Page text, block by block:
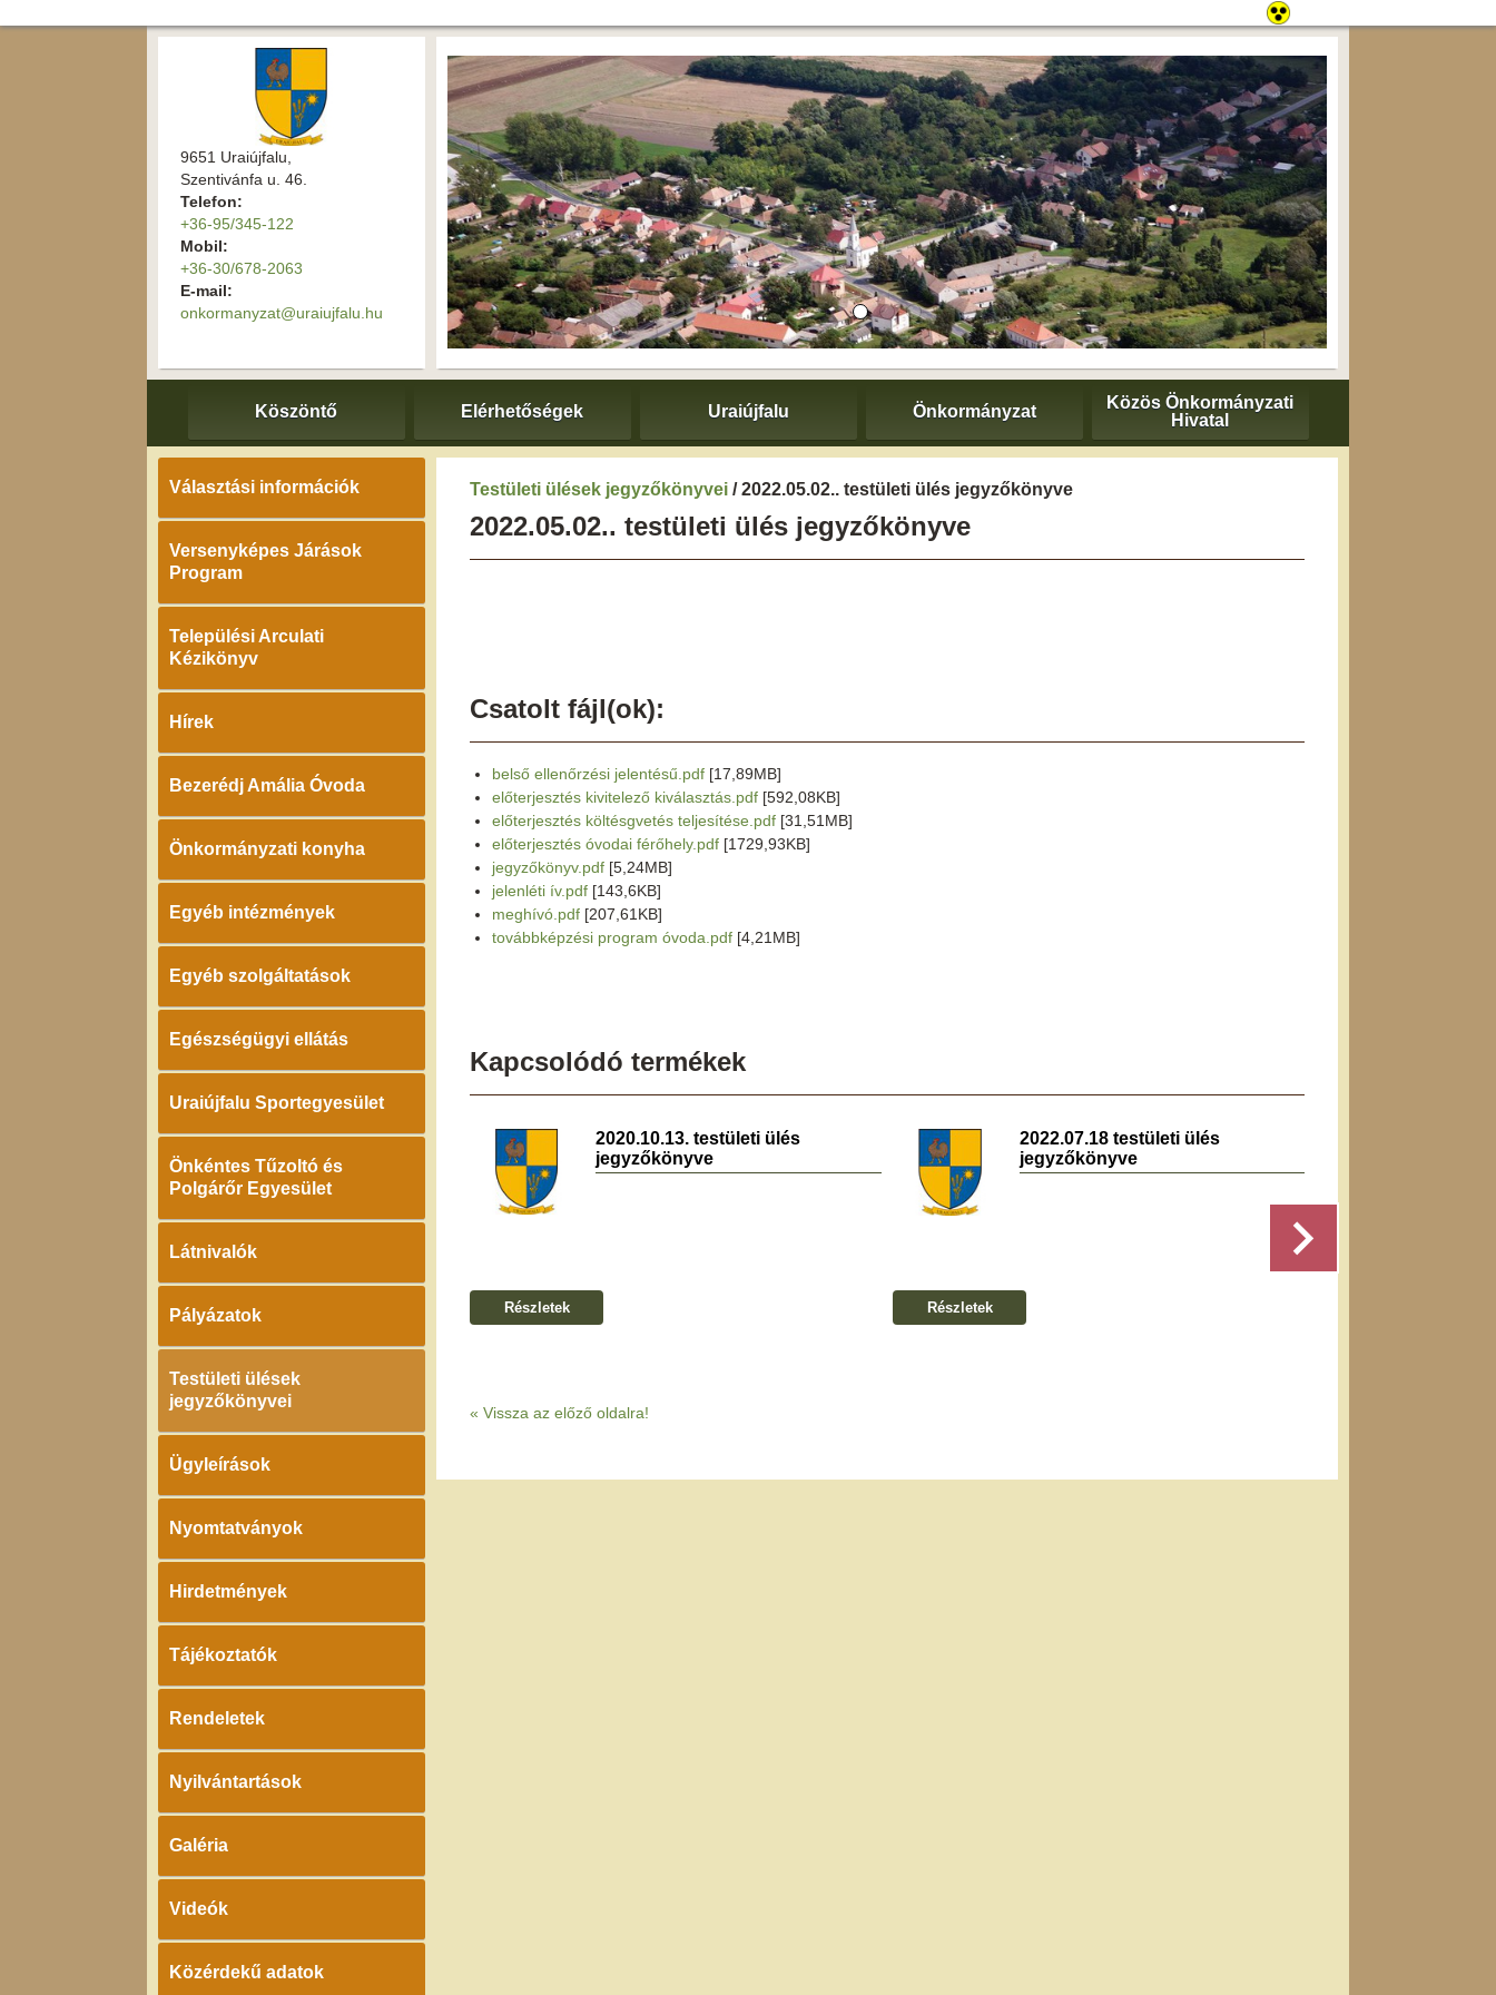
9651 Uraiújfalu,
Szentivánfa u. 46.
Telefon:
+36-95/345-122
Mobil:
+36-30/678-2063
E-mail:
onkormanyzat@uraiujfalu.hu
Köszöntő Elérhetőségek Uraiújfalu Önkormányzat
Közös Önkormányzati
Hivatal
Választási információk
Versenyképes Járások
Program
Települési Arculati
Kézikönyv
Hírek
Bezerédj Amália Óvoda
Önkormányzati konyha
Egyéb intézmények
Egyéb szolgáltatások
Egészségügyi ellátás
Uraiújfalu Sportegyesület
Önkéntes Tűzoltó és
Polgárőr Egyesület
Látnivalók
Pályázatok
Testületi ülések
jegyzőkönyvei
Ügyleírások
Nyomtatványok
Hirdetmények
Tájékoztatók
Rendeletek
Nyilvántartások
Galéria
Videók
Közérdekű adatok
Testületi ülések jegyzőkönyvei / 2022.05.02.. testületi ülés jegyzőkönyve
2022.05.02.. testületi ülés jegyzőkönyve
Csatolt fájl(ok):
belső ellenőrzési jelentésű.pdf [17,89MB]
előterjesztés kivitelező kiválasztás.pdf [592,08KB]
előterjesztés költésgvetés teljesítése.pdf [31,51MB]
előterjesztés óvodai férőhely.pdf [1729,93KB]
jegyzőkönyv.pdf [5,24MB]
jelenléti ív.pdf [143,6KB]
meghívó.pdf [207,61KB]
továbbképzési program óvoda.pdf [4,21MB]
Kapcsolódó termékek
2020.10.13. testületi ülés
jegyzőkönyve
Részletek
2022.07.18 testületi ülés
jegyzőkönyve
Részletek
« Vissza az előző oldalra!